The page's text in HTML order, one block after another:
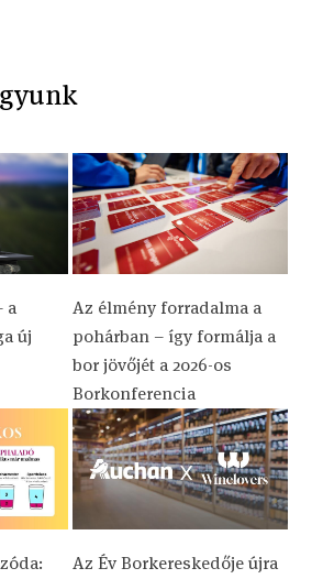
a
új
Az élmény forradalma a
pohárban – így formálja a
bor jövőjét a 2026-os
Borkonferencia
Az Év Borkereskedője újra